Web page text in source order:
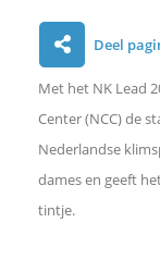
Deel
l
Met het NK Lead
Center (NCC) de
Nederlandse
dames en geeft
tintje.